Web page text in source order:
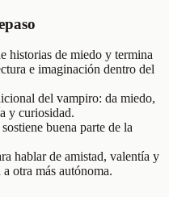
historias de miedo y termina
e imaginación dentro del
del vampiro: da miedo,
y curiosidad.
buena parte de la
hablar de amistad, valentía y
otra más autónoma.